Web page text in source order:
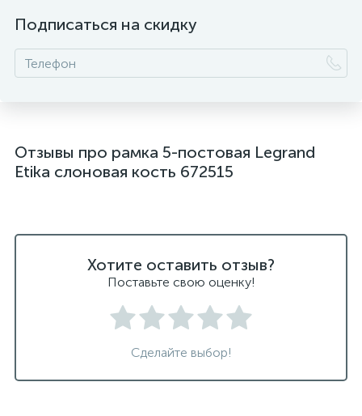
Подписаться на скидку
Отзывы про рамка 5-постовая Legrand
Etika слоновая кость 672515
Хотите оставить отзыв?
Поставьте свою оценку!
Сделайте выбор!